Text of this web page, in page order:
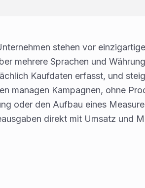
stehen vor
mehrere Sprachen und
Kaufdaten erfasst, und
managen Kampagnen, ohne
oder den Aufbau eines
direkt mit Umsatz und